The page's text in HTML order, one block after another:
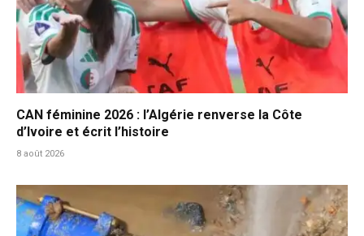
CAN féminine 2026 : l’Algérie renverse la Côte
d’Ivoire et écrit l’histoire
8 août 2026